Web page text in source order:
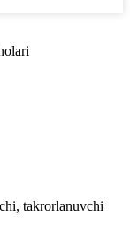
takrorlanuvchi